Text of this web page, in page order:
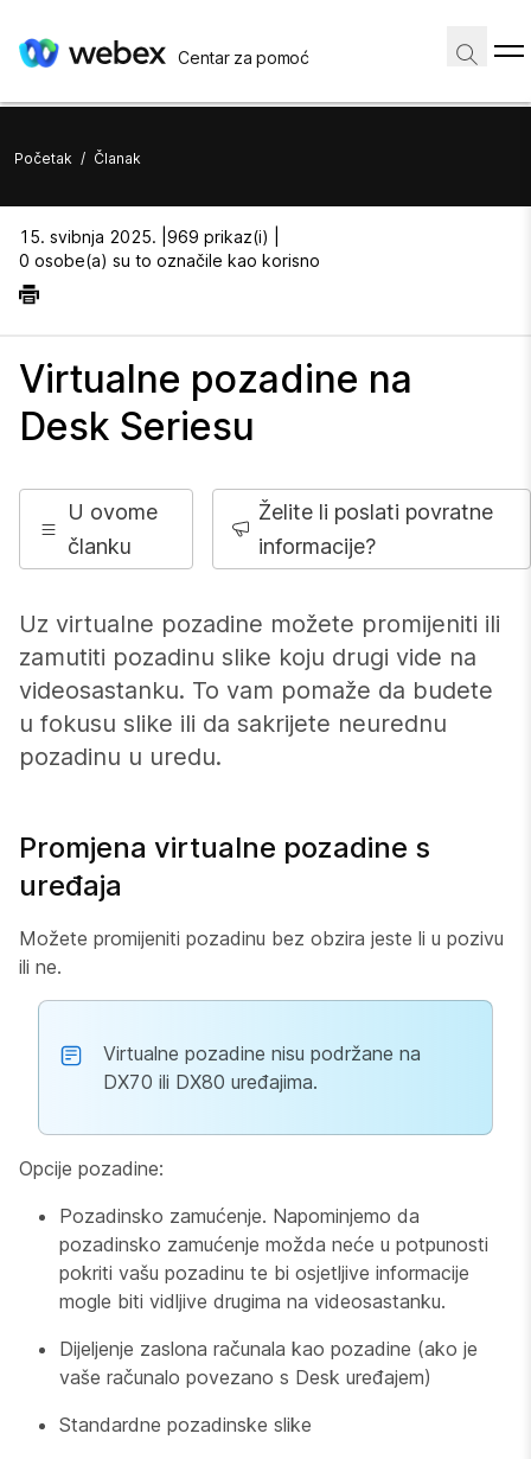
Centar za pomoć
Početak / Članak
15. svibnja 2025. | 969 prikaz(i) |
0 osobe(a) su to označile kao korisno
Virtualne pozadine na
Desk Seriesu
U ovome
članku
Želite li poslati povratne
informacije?
Uz virtualne pozadine možete promijeniti ili
zamutiti pozadinu slike koju drugi vide na
videosastanku. To vam pomaže da budete
u fokusu slike ili da sakrijete neurednu
pozadinu u uredu.
Promjena virtualne pozadine s
uređaja
Možete promijeniti pozadinu bez obzira jeste li u pozivu
ili ne.
Virtualne pozadine nisu podržane na
DX70 ili DX80 uređajima.
Opcije pozadine:
Pozadinsko zamućenje. Napominjemo da
pozadinsko zamućenje možda neće u potpunosti
pokriti vašu pozadinu te bi osjetljive informacije
mogle biti vidljive drugima na videosastanku.
Dijeljenje zaslona računala kao pozadine (ako je
vaše računalo povezano s Desk uređajem)
Standardne pozadinske slike